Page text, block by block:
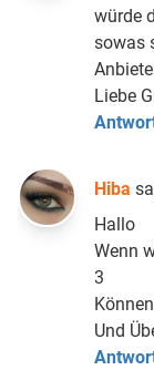
würde
sowas
Liebe
Hiba
Hallo
Wenn
3
Und